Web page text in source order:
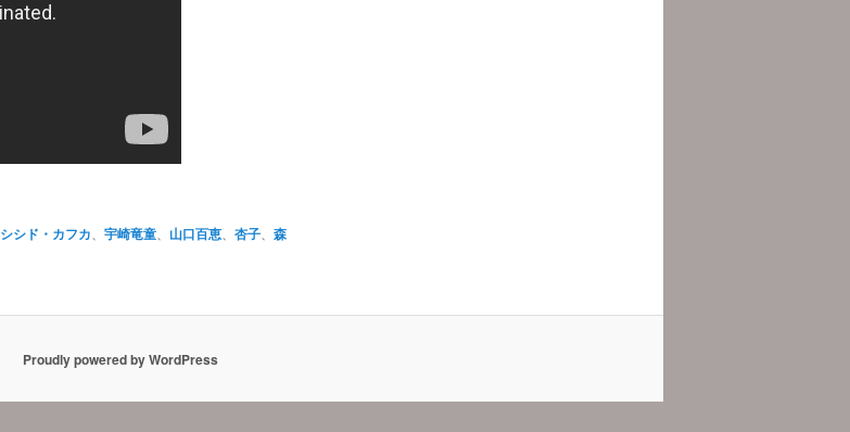
シシド・カフカ 宇崎竜童 山口百恵 杏子
森
Proudly powered by WordPress